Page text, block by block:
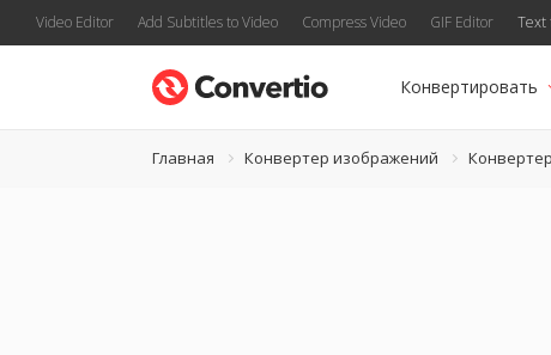
Video Editor Add Subtitles to Video Compress Video GIF Editor Text
Конвертировать
Главная Конвертер изображений